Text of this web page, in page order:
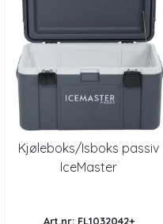
Kjøleboks/Isboks passiv
IceMaster
Art.nr: FL1032042+